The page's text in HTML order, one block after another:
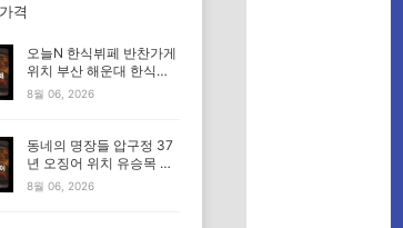
격
오늘N 한식뷔페 반찬가게
위치 부산 해운대 한식부
페 특징·메뉴·가격 (우리동
8월 06, 2026
동네의 명장들 압구정 37
년 오징어 위치 유승목 오
징어불고기 오징어튀김 오
8월 06, 2026